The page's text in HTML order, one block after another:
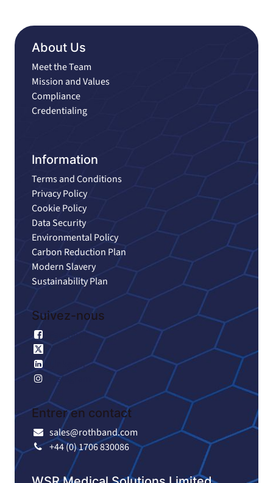
About Us
Meet the Team
Mission and Values
Compliance
Credentialing
Information
Terms and Conditions
Privacy Policy
Cookie Policy
Data Security
Environmental Policy
Carbon Reduction Plan
Modern Slavery
Sustainability Plan
Suivez-nous
Facebook
X
Linkedin
Instagram
Entrer en contact
sales@rothband.com
+44 (0) 1706 830086